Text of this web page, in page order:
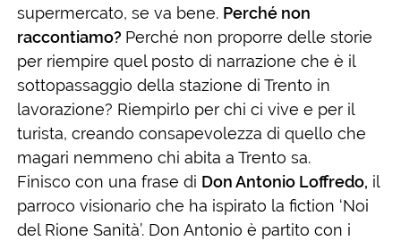
supermercato, se va bene. Perché non
raccontiamo? Perché non proporre delle storie
per riempire quel posto di narrazione che è il
sottopassaggio della stazione di Trento in
lavorazione? Riempirlo per chi ci vive e per il
turista, creando consapevolezza di quello che
magari nemmeno chi abita a Trento sa.
Finisco con una frase di Don Antonio Loffredo, il
parroco visionario che ha ispirato la fiction ‘Noi
del Rione Sanità’. Don Antonio è partito con i